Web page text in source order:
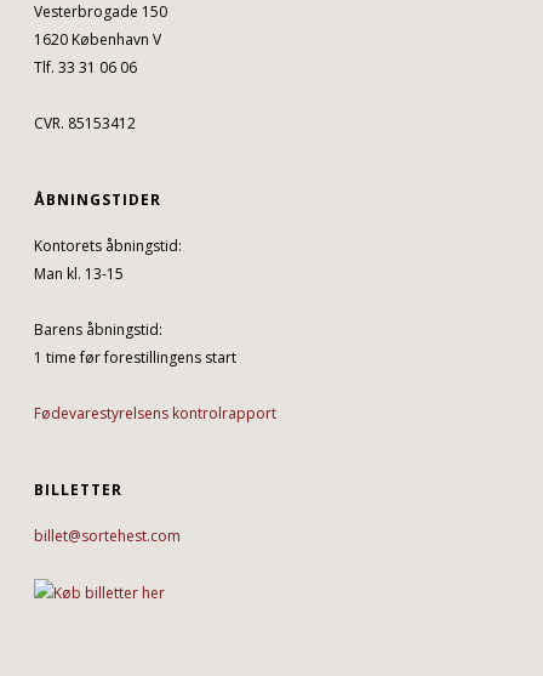
Vesterbrogade 150
1620 København V
Tlf. 33 31 06 06
CVR. 85153412
ÅBNINGSTIDER
Kontorets åbningstid:
Man kl. 13-15
Barens åbningstid:
1 time før forestillingens start
Fødevarestyrelsens kontrolrapport
BILLETTER
billet@sortehest.com